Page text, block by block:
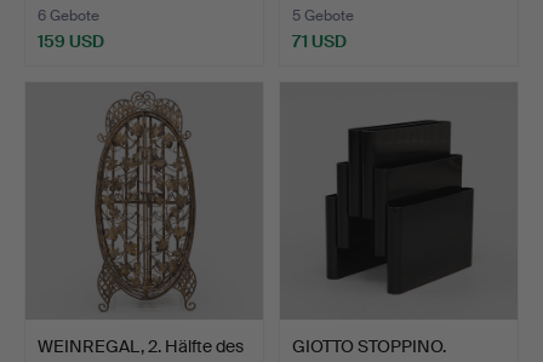
6 Gebote
159 USD
5 Gebote
71 USD
WEINREGAL, 2. Hälfte des
GIOTTO STOPPINO.